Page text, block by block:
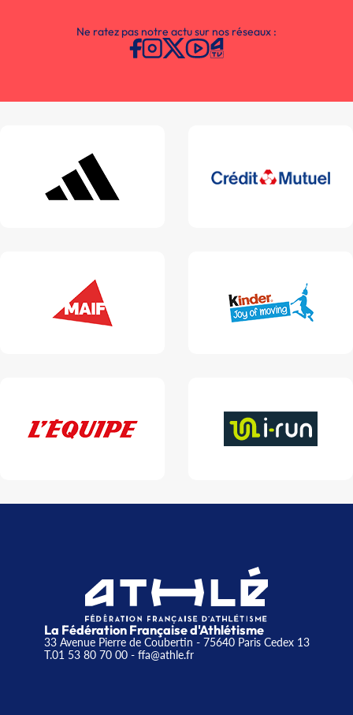
Ne ratez pas notre actu sur nos réseaux :
La Fédération Française d'Athlétisme
33 Avenue Pierre de Coubertin - 75640 Paris Cedex 13
T.01 53 80 70 00- ffa@athle.fr